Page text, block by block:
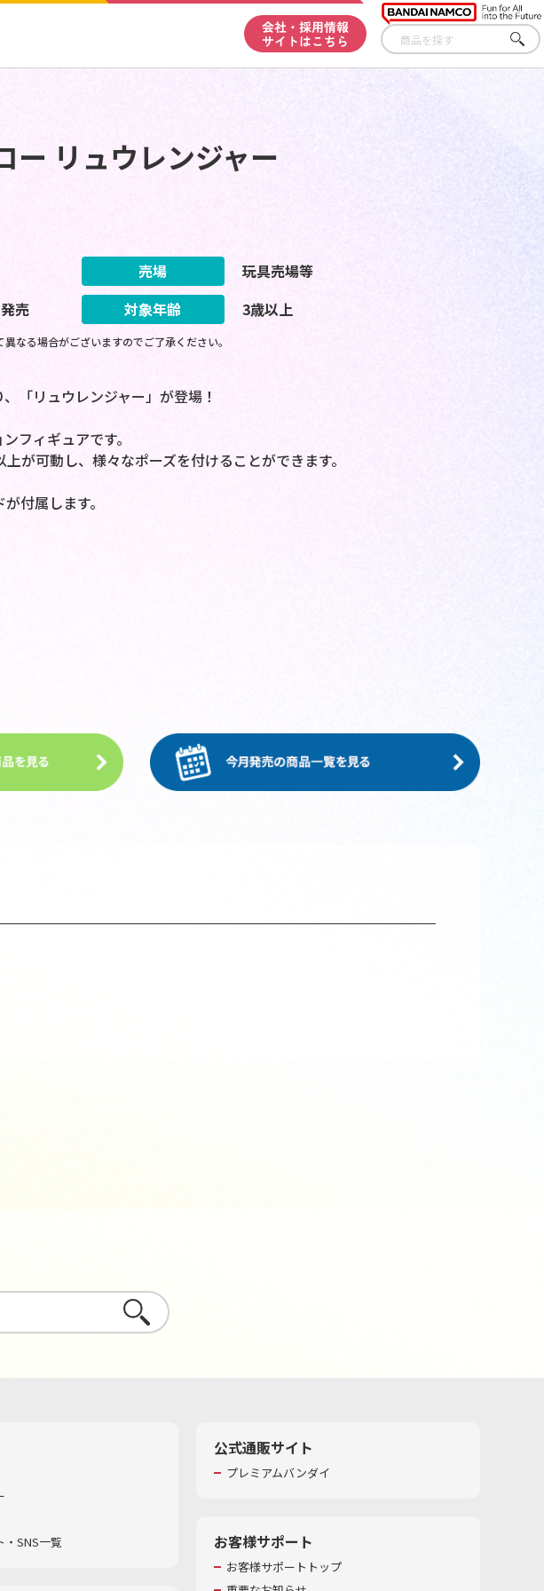
会社・採用情報
サイトはこちら
さが
す
ー リュウレンジャー
売場
玩具売場等
発売 対象年齢 3歳以上
なる場合がございますのでご了承ください。
「リュウレンジャー」が登場！
フィギュアです。
が可動し、様々なポーズを付けることができます。
付属します。
さがす
・SNS一覧
公式通販サイト
プレミアムバンダイ
お客様サポート
お客様サポートトップ